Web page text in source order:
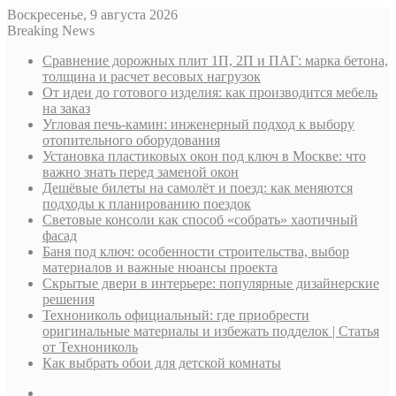
Воскресенье, 9 августа 2026
Breaking News
Сравнение дорожных плит 1П, 2П и ПАГ: марка бетона,
толщина и расчет весовых нагрузок
От идеи до готового изделия: как производится мебель
на заказ
Угловая печь-камин: инженерный подход к выбору
отопительного оборудования
Установка пластиковых окон под ключ в Москве: что
важно знать перед заменой окон
Дешёвые билеты на самолёт и поезд: как меняются
подходы к планированию поездок
Световые консоли как способ «собрать» хаотичный
фасад
Баня под ключ: особенности строительства, выбор
материалов и важные нюансы проекта
Скрытые двери в интерьере: популярные дизайнерские
решения
Технониколь официальный: где приобрести
оригинальные материалы и избежать подделок | Статья
от Технониколь
Как выбрать обои для детской комнаты